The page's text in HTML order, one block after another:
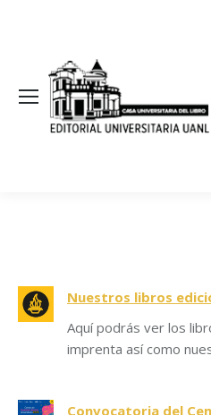
Nuestros libros
Aquí podrás ver los
imprenta así como
Convocatoria del